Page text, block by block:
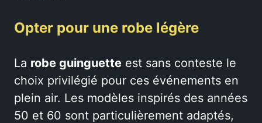
Opter pour une robe légère
La robe guinguette est sans conteste le
choix privilégié pour ces événements en
plein air. Les modèles inspirés des années
50 et 60 sont particulièrement adaptés,